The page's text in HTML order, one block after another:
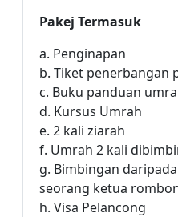
Pakej Termasuk
a. Penginapan
b. Tiket penerbangan
c. Buku panduan
d. Kursus Umrah
e. 2 kali ziarah
f. Umrah 2 kali
g. Bimbingan
seorang ketua
h. Visa Pelancong